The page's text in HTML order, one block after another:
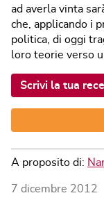
ad averla vinta
che, applicando i
politica, di oggi
loro teorie verso
Scrivi la tua
A proposito di:
7 dicembre 2012